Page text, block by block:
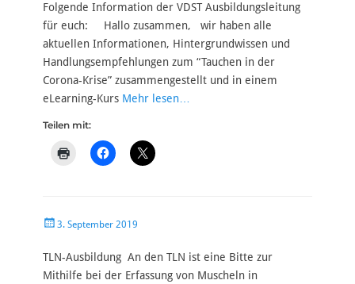
Folgende Information der VDST Ausbildungsleitung
für euch: Hallo zusammen, wir haben alle
aktuellen Informationen, Hintergrundwissen und
Handlungsempfehlungen zum “Tauchen in der
Corona-Krise” zusammengestellt und in einem
eLearning-Kurs Mehr lesen…
Teilen mit:
Veröffentlicht
3. September 2019
TLN-Ausbildung An den TLN ist eine Bitte zur
Mithilfe bei der Erfassung von Muscheln in